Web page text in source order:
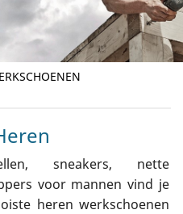
sneakers, nette
voor mannen vind je
heren werkschoenen